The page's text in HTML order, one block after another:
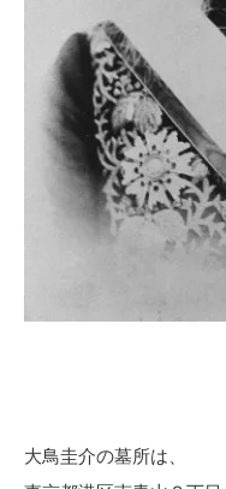
大鳥圭介の墓所は、